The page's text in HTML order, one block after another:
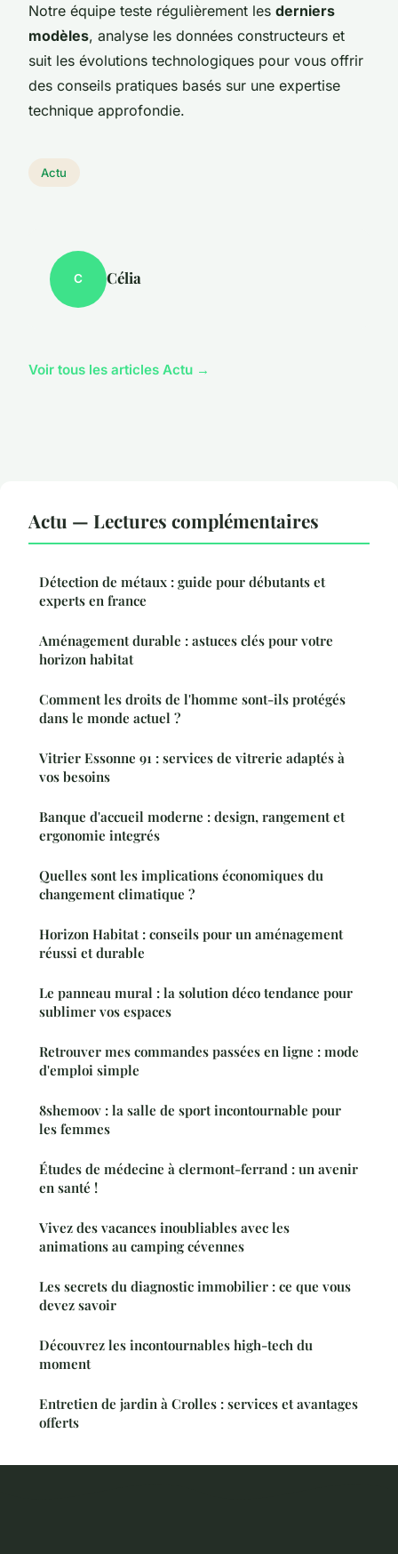
Notre équipe teste régulièrement les derniers
modèles, analyse les données constructeurs et
suit les évolutions technologiques pour vous offrir
des conseils pratiques basés sur une expertise
technique approfondie.
Actu
C Célia
Voir tous les articles Actu →
Actu — Lectures complémentaires
Détection de métaux : guide pour débutants et
experts en france
Aménagement durable : astuces clés pour votre
horizon habitat
Comment les droits de l'homme sont-ils protégés
dans le monde actuel ?
Vitrier Essonne 91 : services de vitrerie adaptés à
vos besoins
Banque d'accueil moderne : design, rangement et
ergonomie integrés
Quelles sont les implications économiques du
changement climatique ?
Horizon Habitat : conseils pour un aménagement
réussi et durable
Le panneau mural : la solution déco tendance pour
sublimer vos espaces
Retrouver mes commandes passées en ligne : mode
d'emploi simple
8shemoov : la salle de sport incontournable pour
les femmes
Études de médecine à clermont-ferrand : un avenir
en santé !
Vivez des vacances inoubliables avec les
animations au camping cévennes
Les secrets du diagnostic immobilier : ce que vous
devez savoir
Découvrez les incontournables high-tech du
moment
Entretien de jardin à Crolles : services et avantages
offerts